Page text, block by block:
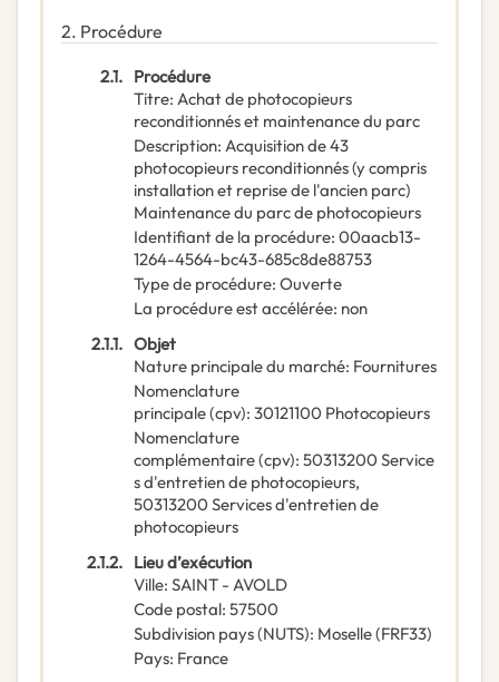
2. Procédure
2.1. Procédure
Titre: Achat de photocopieurs
reconditionnés et maintenance du parc
Description: Acquisition de 43
photocopieurs reconditionnés (y compris
installation et reprise de l'ancien parc)
Maintenance du parc de photocopieurs
Identifiant de la procédure: 00aacb13-
1264-4564-bc43-685c8de88753
Type de procédure: Ouverte
La procédure est accélérée: non
2.1.1. Objet
Nature principale du marché: Fournitures
Nomenclature
principale(cpv): 30121100 Photocopieurs
Nomenclature
complémentaire(cpv): 50313200 Service
s d'entretien de photocopieurs,
50313200 Services d'entretien de
photocopieurs
2.1.2. Lieu d’exécution
Ville: SAINT - AVOLD
Code postal: 57500
Subdivision pays (NUTS): Moselle(FRF33)
Pays: France